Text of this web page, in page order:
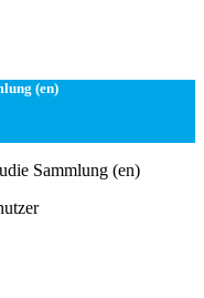
(en)
Sammlung (en)